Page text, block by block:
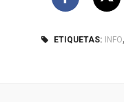
ETIQUETAS: INFO,